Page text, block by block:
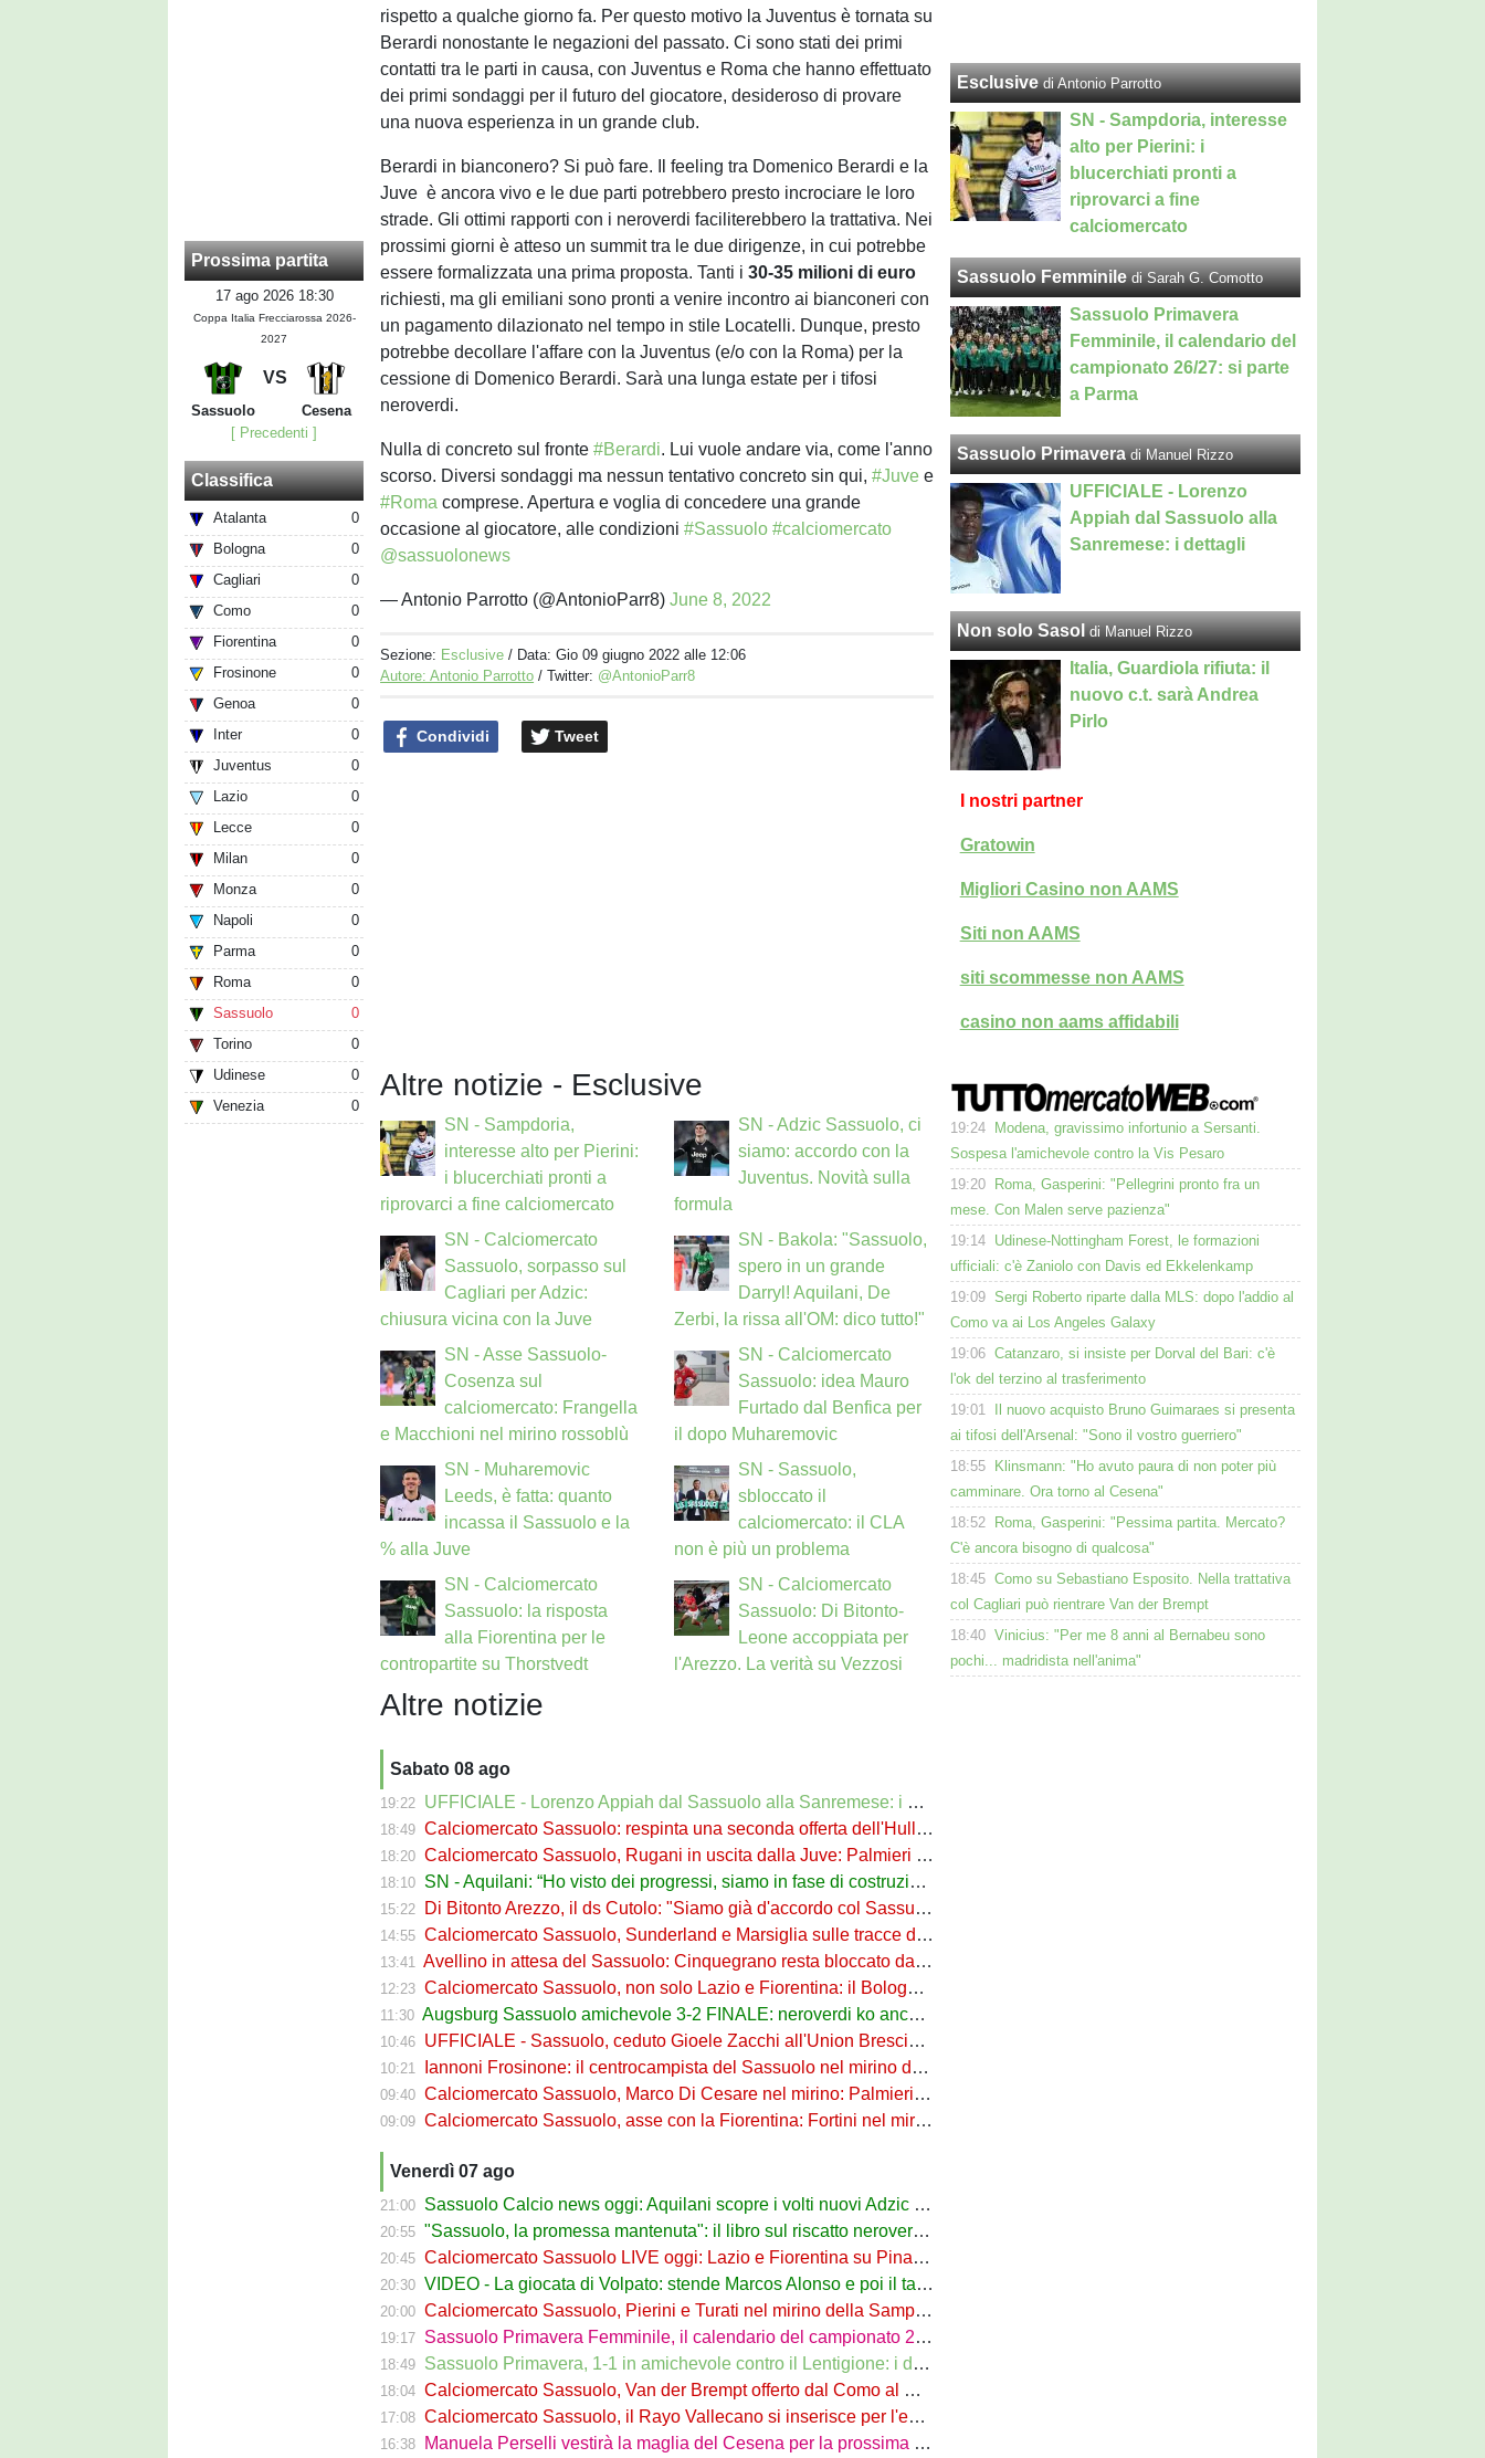
Prossima partita
17 ago 2026 18:30
Coppa Italia Frecciarossa 2026-
2027
VS
Sassuolo
Cesena
[ Precedenti ]
Classifica
Atalanta
0
Bologna
0
Cagliari
0
Como
0
Fiorentina
0
Frosinone
0
Genoa
0
Inter
0
Juventus
0
Lazio
0
Lecce
0
Milan
0
Monza
0
Napoli
0
Parma
0
Roma
0
Sassuolo
0
Torino
0
Udinese
0
Venezia
0
rispetto a qualche giorno fa. Per questo motivo la Juventus è tornata su
Berardi nonostante le negazioni del passato. Ci sono stati dei primi
contatti tra le parti in causa, con Juventus e Roma che hanno effettuato
dei primi sondaggi per il futuro del giocatore, desideroso di provare
una nuova esperienza in un grande club.
Berardi in bianconero? Si può fare. Il feeling tra Domenico Berardi e la
Juve è ancora vivo e le due parti potrebbero presto incrociare le loro
strade. Gli ottimi rapporti con i neroverdi faciliterebbero la trattativa. Nei
prossimi giorni è atteso un summit tra le due dirigenze, in cui potrebbe
essere formalizzata una prima proposta. Tanti i30-35 milioni di euro
richiesti, ma gli emiliani sono pronti a venire incontro ai bianconeri con
un pagamento dilazionato nel tempo in stile Locatelli. Dunque, presto
potrebbe decollare l'affare con la Juventus (e/o con la Roma) per la
cessione di Domenico Berardi. Sarà una lunga estate per i tifosi
neroverdi.
Nulla di concreto sul fronte#Berardi. Lui vuole andare via, come l'anno
scorso. Diversi sondaggi ma nessun tentativo concreto sin qui,#Juve e
#Roma comprese. Apertura e voglia di concedere una grande
occasione al giocatore, alle condizioni#Sassuolo #calciomercato
@sassuolonews
— Antonio Parrotto (@AntonioParr8)June 8, 2022
Sezione: Esclusive / Data:Gio 09 giugno 2022 alle 12:06
Autore: Antonio Parrotto / Twitter: @AntonioParr8
Condividi Tweet
Altre notizie - Esclusive
SN - Sampdoria,
interesse alto per Pierini:
i blucerchiati pronti a
riprovarci a fine calciomercato
SN - Adzic Sassuolo, ci
siamo: accordo con la
Juventus. Novità sulla
formula
SN - Calciomercato
Sassuolo, sorpasso sul
Cagliari per Adzic:
chiusura vicina con la Juve
SN - Bakola: "Sassuolo,
spero in un grande
Darryl! Aquilani, De
Zerbi, la rissa all'OM: dico tutto!"
SN - Asse Sassuolo-
Cosenza sul
calciomercato: Frangella
e Macchioni nel mirino rossoblù
SN - Calciomercato
Sassuolo: idea Mauro
Furtado dal Benfica per
il dopo Muharemovic
SN - Muharemovic
Leeds, è fatta: quanto
incassa il Sassuolo e la
% alla Juve
SN - Sassuolo,
sbloccato il
calciomercato: il CLA
non è più un problema
SN - Calciomercato
Sassuolo: la risposta
alla Fiorentina per le
contropartite su Thorstvedt
SN - Calciomercato
Sassuolo: Di Bitonto-
Leone accoppiata per
l'Arezzo. La verità su Vezzosi
Altre notizie
Sabato 08 ago
19:22 UFFICIALE - Lorenzo Appiah dal Sassuolo alla Sanremese: i dettagli
18:49 Calciomercato Sassuolo: respinta una seconda offerta dell'Hull per Pinamonti
18:20 Calciomercato Sassuolo, Rugani in uscita dalla Juve: Palmieri sfida il Monza
18:10 SN - Aquilani: “Ho visto dei progressi, siamo in fase di costruzione”
15:22 Di Bitonto Arezzo, il ds Cutolo: "Siamo già d'accordo col Sassuolo"
14:55 Calciomercato Sassuolo, Sunderland e Marsiglia sulle tracce di Josh Doig
13:41 Avellino in attesa del Sassuolo: Cinquegrano resta bloccato da Aquilani
12:23 Calciomercato Sassuolo, non solo Lazio e Fiorentina: il Bologna su Pinamonti, Sartori era al Ricci
11:30 Augsburg Sassuolo amichevole 3-2 FINALE: neroverdi ko anche in Germania
10:46 UFFICIALE - Sassuolo, ceduto Gioele Zacchi all'Union Brescia: la formula
10:21 Iannoni Frosinone: il centrocampista del Sassuolo nel mirino dei ciociari
09:40 Calciomercato Sassuolo, Marco Di Cesare nel mirino: Palmieri sul centrale del Racing Avellaneda
09:09 Calciomercato Sassuolo, asse con la Fiorentina: Fortini nel mirino, Thorstvedt e Fabbian sul tavolo
Venerdì 07 ago
21:00 Sassuolo Calcio news oggi: Aquilani scopre i volti nuovi Adzic e Bowie
20:55 "Sassuolo, la promessa mantenuta": il libro sul riscatto neroverde su Amazon e in libreria
20:45 Calciomercato Sassuolo LIVE oggi: Lazio e Fiorentina su Pinamonti, rispunta Zappa
20:30 VIDEO - La giocata di Volpato: stende Marcos Alonso e poi il tacco per il gol di Bakola
20:00 Calciomercato Sassuolo, Pierini e Turati nel mirino della Sampdoria
19:17 Sassuolo Primavera Femminile, il calendario del campionato 26/27: si parte a Parma
18:49 Sassuolo Primavera, 1-1 in amichevole contro il Lentigione: i dettagli
18:04 Calciomercato Sassuolo, Van der Brempt offerto dal Como al Cagliari per avere Esposito
17:08 Calciomercato Sassuolo, il Rayo Vallecano si inserisce per l'ex Torino Obrador
16:38 Manuela Perselli vestirà la maglia del Cesena per la prossima stagione
Esclusive di Antonio Parrotto
SN - Sampdoria, interesse
alto per Pierini: i
blucerchiati pronti a
riprovarci a fine
calciomercato
Sassuolo Femminile di Sarah G. Comotto
Sassuolo Primavera
Femminile, il calendario del
campionato 26/27: si parte
a Parma
Sassuolo Primavera di Manuel Rizzo
UFFICIALE - Lorenzo
Appiah dal Sassuolo alla
Sanremese: i dettagli
Non solo Sasol di Manuel Rizzo
Italia, Guardiola rifiuta: il
nuovo c.t. sarà Andrea
Pirlo
I nostri partner
Gratowin
Migliori Casino non AAMS
Siti non AAMS
siti scommesse non AAMS
casino non aams affidabili
19:24
Modena, gravissimo infortunio a Sersanti.
Sospesa l'amichevole contro la Vis Pesaro
19:20
Roma, Gasperini: "Pellegrini pronto fra un
mese. Con Malen serve pazienza"
19:14 Udinese-Nottingham Forest, le formazioni
ufficiali: c'è Zaniolo con Davis ed Ekkelenkamp
19:09 Sergi Roberto riparte dalla MLS: dopo l'addio al
Como va ai Los Angeles Galaxy
19:06 Catanzaro, si insiste per Dorval del Bari: c'è
l'ok del terzino al trasferimento
19:01
Il nuovo acquisto Bruno Guimaraes si presenta
ai tifosi dell'Arsenal: "Sono il vostro guerriero"
18:55
Klinsmann: "Ho avuto paura di non poter più
camminare. Ora torno al Cesena"
18:52
Roma, Gasperini: "Pessima partita. Mercato?
C'è ancora bisogno di qualcosa"
18:45 Como su Sebastiano Esposito. Nella trattativa
col Cagliari può rientrare Van der Brempt
18:40 Vinicius: "Per me 8 anni al Bernabeu sono
pochi... madridista nell'anima"